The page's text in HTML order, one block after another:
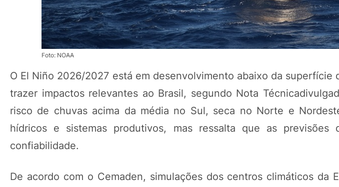
Foto: NOAA
O El Niño 2026/2027 está em desenvolvimento abaixo da superfície
trazer impactos relevantes ao Brasil, segundo Nota
risco de chuvas acima da média no Sul, seca no Norte e
hídricos e sistemas produtivos, mas ressalta que as
confiabilidade.
De acordo com o Cemaden, simulações dos centros climáticos da